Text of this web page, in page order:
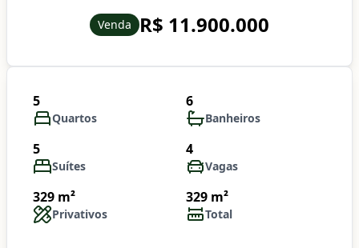
Venda R$ 11.900.000
5
Quartos
6
Banheiros
5
Suítes
4
Vagas
329 m²
Privativos
329 m²
Total